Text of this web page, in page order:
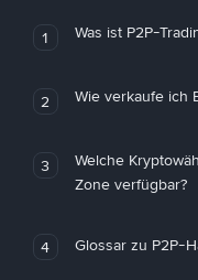
1 Was ist P2P-
2 Wie verkaufe ich
3
Welche
Zone verfügbar?
4 Glossar zu P2P-